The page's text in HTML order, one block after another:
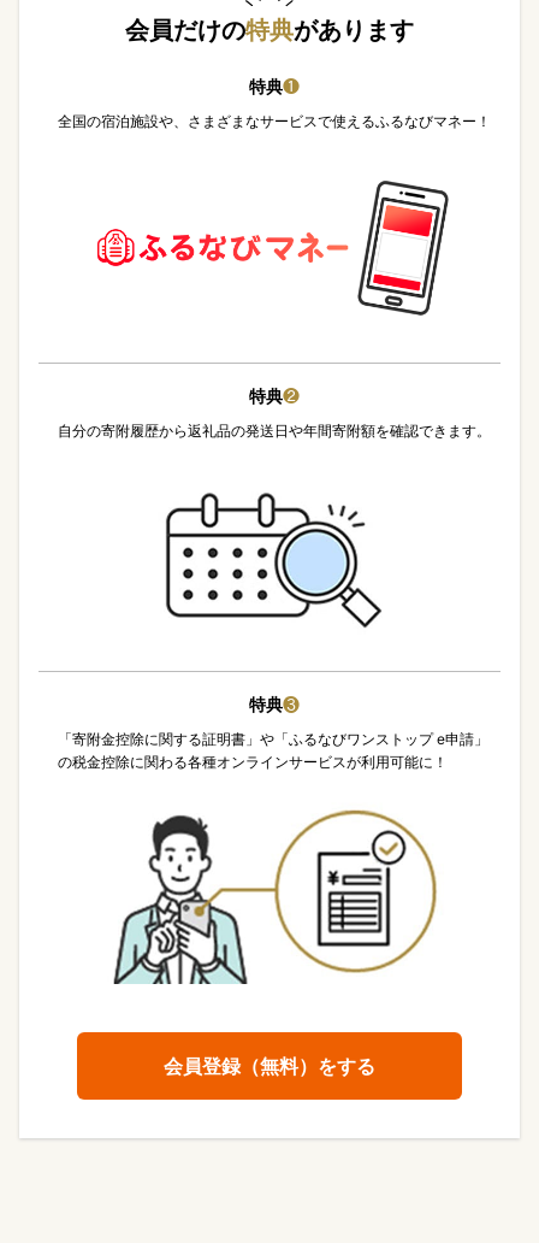
会員だけの特典があります
特典❶
全国の宿泊施設や、さまざまなサービスで使えるふるなびマネー！
特典❷
自分の寄附履歴から返礼品の発送日や年間寄附額を確認できます。
特典❸
「寄附金控除に関する証明書」や「ふるなびワンストップ e申請」
の税金控除に関わる各種オンラインサービスが利用可能に！
会員登録（無料）をする